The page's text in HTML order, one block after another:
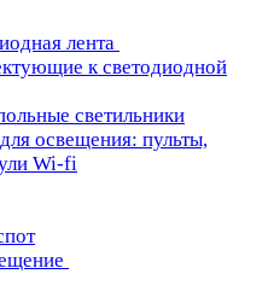
лента
к светодиодной
светильники
освещения: пульты,
Wi-fi